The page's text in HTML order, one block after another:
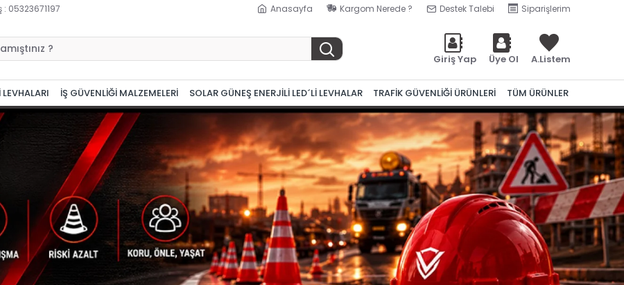
05323671197 Anasayfa Kargom Nerede ? Destek Talebi Siparişlerim
Giriş Yap Üye Ol A.Listem
İŞ GÜVENLİĞİ MALZEMELERİ SOLAR GÜNEŞ ENERJİLİ LED´Lİ LEVHALAR TRAFİK GÜVENLİĞİ ÜRÜNLERİ TÜM ÜRÜNLER